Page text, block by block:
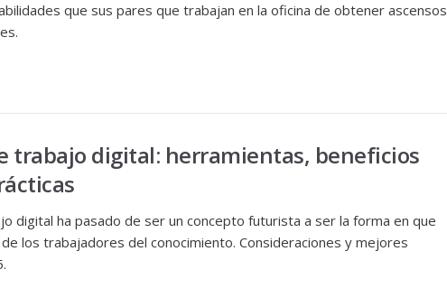
que sus pares que trabajan en la oficina de obtener ascensos
trabajo digital: herramientas, beneficios
digital ha pasado de ser un concepto futurista a ser la forma en que
los trabajadores del conocimiento. Consideraciones y mejores